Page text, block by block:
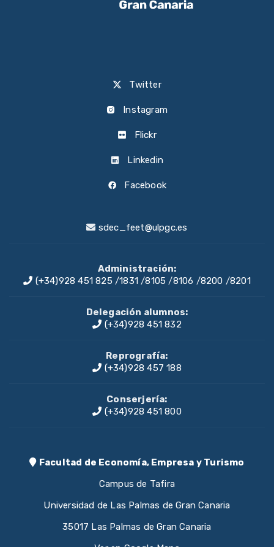
Twitter
Instagram
Flickr
Linkedin
Facebook
sdec_feet@ulpgc.es
Administración:
(+34)928 451 825 /1831/8105 /8106 /8200 /8201
Delegación alumnos:
(+34)928 451 832
Reprografía:
(+34)928 457 188
Conserjería:
(+34)928 451 800
Facultad de Economía, Empresa y Turismo
Campus de Tafira
Universidad de Las Palmas de Gran Canaria
35017 Las Palmas de Gran Canaria